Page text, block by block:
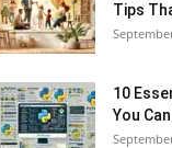
Tips
10
You